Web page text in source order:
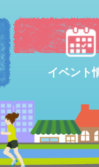
イベント